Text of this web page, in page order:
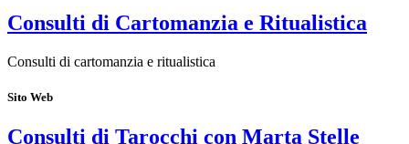
Consulti di Cartomanzia e Ritualistica
Consulti di cartomanzia e ritualistica
Sito Web
Consulti di Tarocchi con Marta Stelle